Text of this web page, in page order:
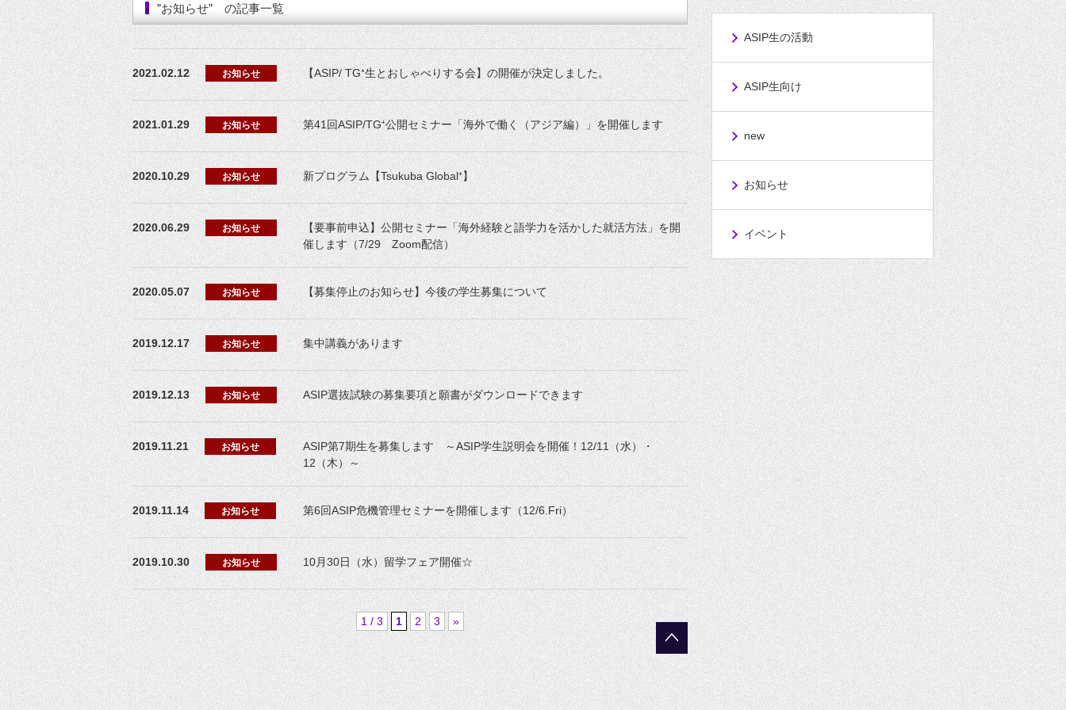
”お知らせ” の記事一覧
2021.02.12 お知らせ 【ASIP/ TG⁺生とおしゃべりする会】の開催が決定しました。
2021.01.29 お知らせ 第41回ASIP/TG⁺公開セミナー「海外で働く（アジア編）」を開催します
2020.10.29 お知らせ 新プログラム【Tsukuba Global⁺】
2020.06.29 お知らせ
【要事前申込】公開セミナー「海外経験と語学力を活かした就活方法」を開
催します（7/29 Zoom配信）
2020.05.07 お知らせ 【募集停止のお知らせ】今後の学生募集について
2019.12.17 お知らせ 集中講義があります
2019.12.13 お知らせ ASIP選抜試験の募集要項と願書がダウンロードできます
2019.11.21 お知らせ
ASIP第7期生を募集します ～ASIP学生説明会を開催！12/11（水）・
12（木）～
2019.11.14 お知らせ 第6回ASIP危機管理セミナーを開催します（12/6.Fri）
2019.10.30 お知らせ 10月30日（水）留学フェア開催☆
1 / 3 1 2 3 »
ASIP生の活動
ASIP生向け
new
お知らせ
イベント